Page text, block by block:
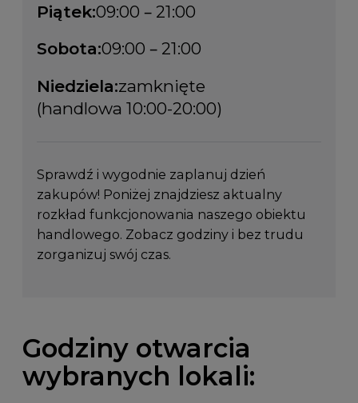
Piątek:09:00 – 21:00
Sobota:09:00 – 21:00
Niedziela:zamknięte
(handlowa 10:00-20:00)
Sprawdź i wygodnie zaplanuj dzień
zakupów! Poniżej znajdziesz aktualny
rozkład funkcjonowania naszego obiektu
handlowego. Zobacz godziny i bez trudu
zorganizuj swój czas.
Godziny otwarcia
wybranych lokali: